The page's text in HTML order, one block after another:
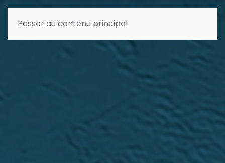
Passer au contenu principal